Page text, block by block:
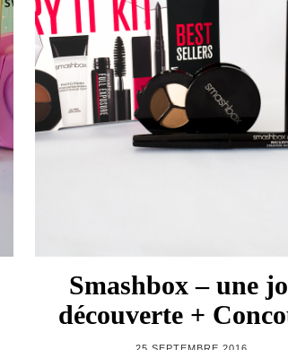
Smashbox – une
découverte +